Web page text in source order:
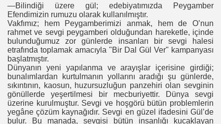
—Bilindiği üzere gül; edebiyatımızda Peygamber
Efendimizin rumuzu olarak kullanılmıştır.
Vakfımız; hem Peygamberimizi anmak, hem de O’nun
rahmet ve sevgi peygamberi olduğundan hareketle, içinde
bulunduğumuz zor günlerde insanları bir sevgi halesi
etrafında toplamak amacıyla "Bir Dal Gül Ver" kampanyası
başlatmıştır.
Dünyanın yeni yapılanma ve arayışlar içerisine girdiği;
bunalımlardan kurtulmanın yollarını aradığı şu günlerde,
sıkıntının, kaosun, huzursuzluğun panzehiri olan sevginin
gönüllerde yeşertilmesi bir mecburiyettir. Dünya sevgi
üzerine kurulmuştur. Sevgi ve hoşgörü bütün problemlerin
yegâne çözüm kaynağıdır. Sevgi en güzel ifadesini Gül’de
bulur. Bu manada, sevgisi bütün insanlığı kucaklayan